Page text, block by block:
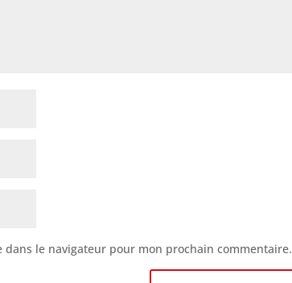
le navigateur pour mon prochain commentaire.